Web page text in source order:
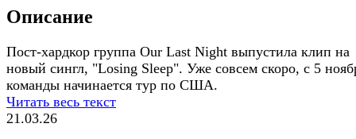
Описание
Пост-хардкор группа Our Last Night выпустила клип на
новый сингл, "Losing Sleep". Уже совсем скоро, с 5
команды начинается тур по США.
Читать весь текст
21.03.26